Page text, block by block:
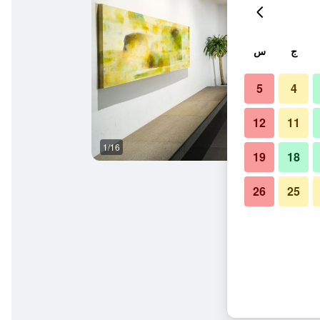
1/16
ج س
4
5
11
12
18
19
25
26